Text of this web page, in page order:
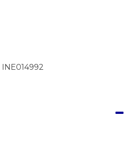
INE014992